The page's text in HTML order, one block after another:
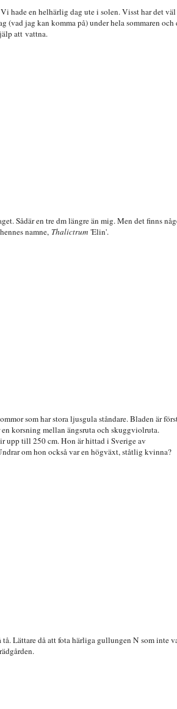
hade en helhärlig dag ute i solen. Visst har det väl
(vad jag kan komma på) under hela sommaren och
att vattna.
Sådär en tre dm längre än mig. Men det finns
namne, Thalictrum 'Elin'.
som har stora ljusgula ståndare. Bladen är
korsning mellan ängsruta och skuggviolruta.
upp till 250 cm. Hon är hittad i Sverige av
om hon också var en högväxt, ståtlig kvinna?
Lättare då att fota härliga gullungen N som inte